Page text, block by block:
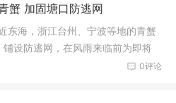
蟹 加固塘口防逃网
东海，浙江台州、宁波等地的青蟹
设防逃网，在风雨来临前为即将
期”。台风逼近前，东海沿岸青蟹养
0评论